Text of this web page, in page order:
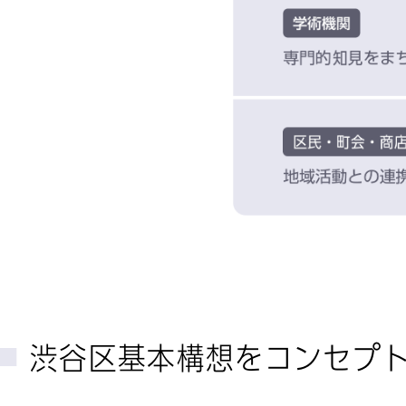
渋谷区基本構想をコンセプ